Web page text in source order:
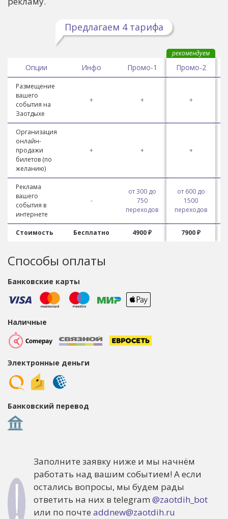
Предлагаем 4 тарифа
Опции Инфо Промо-1
рекомендуем
Промо-2
Размещение
вашего
события на
Заотдыхе
+ + +
Организация
онлайн-
продажи
билетов (по
желанию)
+ + +
Реклама
вашего
события в
интернете
-
от 300 до
750
переходов
от 600 до
1500
переходов
Стоимость Бесплатно 4900 ₽ 7900 ₽
Способы оплаты
Банковские карты
Наличные
Электронные деньги
Банковский перевод
Заполните заявку ниже и мы начнём
работать над вашим событием! А если
остались вопросы, мы будем рады
ответить на них в telegram @zaotdih_bot
или по почте addnew@zaotdih.ru